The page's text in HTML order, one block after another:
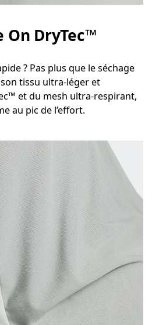
On DryTec™
? Pas plus que le séchage
tissu ultra-léger et
et du mesh ultra-respirant,
au pic de l’effort.